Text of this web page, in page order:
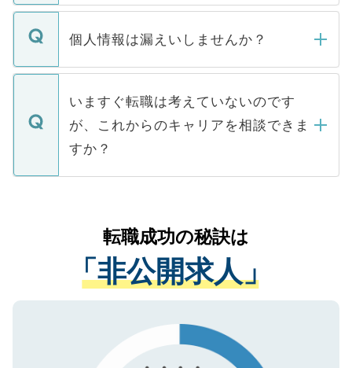
ません。
■応募殺到を避けるため 人気のある医療機
関を公にしてしまうと、応募が殺到する場
に、医療機関が求める条件に合った人材の
みを人材紹介会社に依頼するケースが増え
ています。
転職・入職を強要することは一切ありませ
ん。また、仮に応募先から内定をいただい
定を承諾する必要はありません。内定先へ
の辞退の連絡はキャリアパートナーが行い
個人情報は漏えいしませんか？
個人情報が漏えいすることはありませんの
で、ご安心ください。当サイトからの登録
などで収集したご登録者様の個人情報は、
ご本人のキャリアアップおよび転職活動の
支援を目的に使用いたします。お預かりし
ているすべての個人データはご本人の許可
は、個人情報の取り扱いについての厳密な
管理基準を満たした事業者のみに付与され
る、プライバシーマークを取得済みです。
で、機密保持に関してもご安心ください。
いますぐ転職は考えていないのです
が、これからのキャリアを相談できま
すか？
かがいして、現在の医療機関の状況や紹介
経験をまじえながら、適切なアドバイスを
させていただきます。すぐにご転職をされ
ない方には、長期的なサポートが可能です
ので、まずはご登録ください。
転職成功の秘訣は
「非公開求人」